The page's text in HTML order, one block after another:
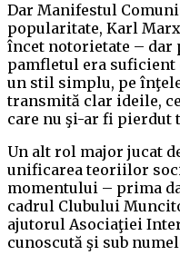
Dar Manifestul
popularitate, Karl
încet notorietate – dar
pamfletul era
un stil simplu, pe
transmită clar ideile,
care nu şi-ar fi
Un alt rol major jucat
unificarea teoriilor
momentului – prima
cadrul Clubului
ajutorul Asociaţiei
cunoscută şi sub